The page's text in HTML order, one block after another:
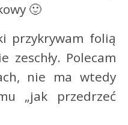
🙂
przykrywam folią
zeschły. Polecam
nie ma wtedy
„jak przedrzeć